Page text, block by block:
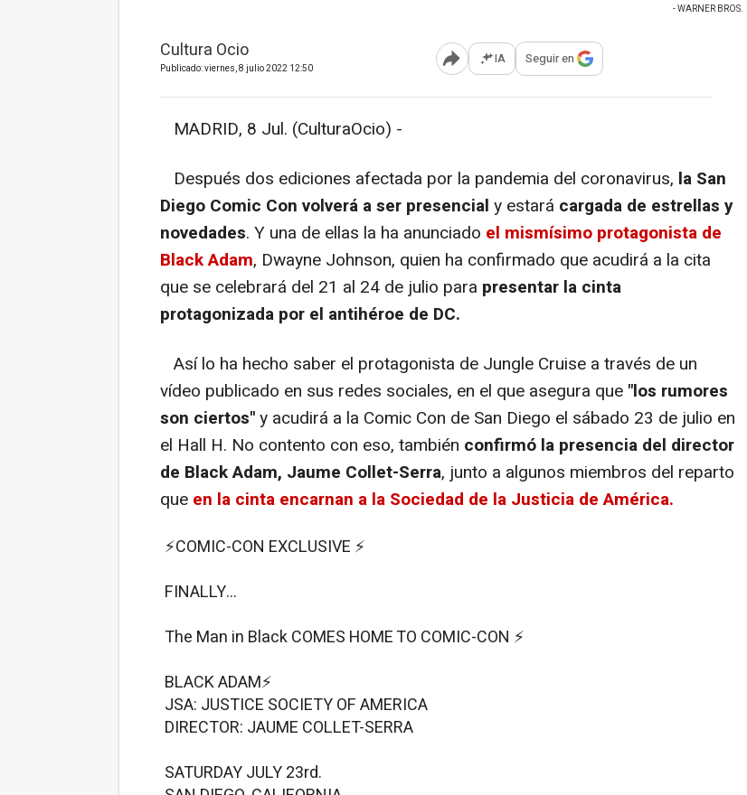
- WARNER BROS.
Cultura Ocio
Publicado: viernes, 8 julio 2022 12:50 Abrir opciones para compartir
IA Seguir en
MADRID, 8 Jul. (CulturaOcio) -
Después dos ediciones afectada por la pandemia del coronavirus, la San
Diego Comic Con volverá a ser presencial y estará cargada de estrellas y
novedades. Y una de ellas la ha anunciado el mismísimo protagonista de
Black Adam, Dwayne Johnson, quien ha confirmado que acudirá a la cita
que se celebrará del 21 al 24 de julio para presentar la cinta
protagonizada por el antihéroe de DC.
Así lo ha hecho saber el protagonista de Jungle Cruise a través de un
vídeo publicado en sus redes sociales, en el que asegura que "los rumores
son ciertos"y acudirá a la Comic Con de San Diego el sábado 23 de julio en
el Hall H. No contento con eso, también confirmó la presencia del director
de Black Adam, Jaume Collet-Serra, junto a algunos miembros del reparto
que en la cinta encarnan a la Sociedad de la Justicia de América.
⚡️COMIC-CON EXCLUSIVE ⚡️
FINALLY…
The Man in Black COMES HOME TO COMIC-CON ⚡️
BLACK ADAM⚡️
JSA: JUSTICE SOCIETY OF AMERICA
DIRECTOR: JAUME COLLET-SERRA
SATURDAY JULY 23rd.